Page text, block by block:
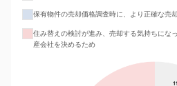
保有物件の売却価格調査時に、より正確な売
住み替えの検討が進み、売却する気持ちにな
産会社を決めるため